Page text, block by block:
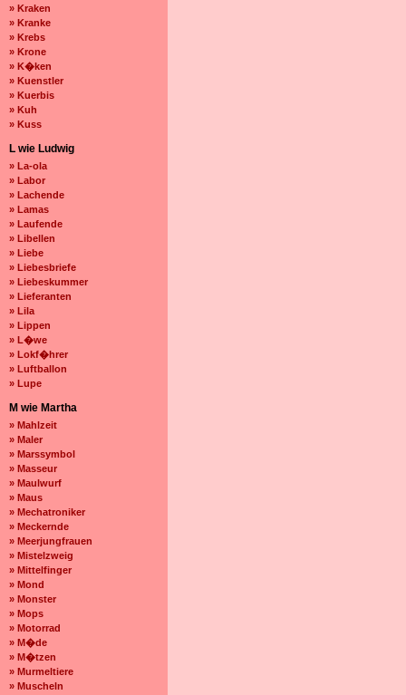
» Kraken
» Kranke
» Krebs
» Krone
» K�ken
» Kuenstler
» Kuerbis
» Kuh
» Kuss
L wie Ludwig
» La-ola
» Labor
» Lachende
» Lamas
» Laufende
» Libellen
» Liebe
» Liebesbriefe
» Liebeskummer
» Lieferanten
» Lila
» Lippen
» L�we
» Lokf�hrer
» Luftballon
» Lupe
M wie Martha
» Mahlzeit
» Maler
» Marssymbol
» Masseur
» Maulwurf
» Maus
» Mechatroniker
» Meckernde
» Meerjungfrauen
» Mistelzweig
» Mittelfinger
» Mond
» Monster
» Mops
» Motorrad
» M�de
» M�tzen
» Murmeltiere
» Muscheln